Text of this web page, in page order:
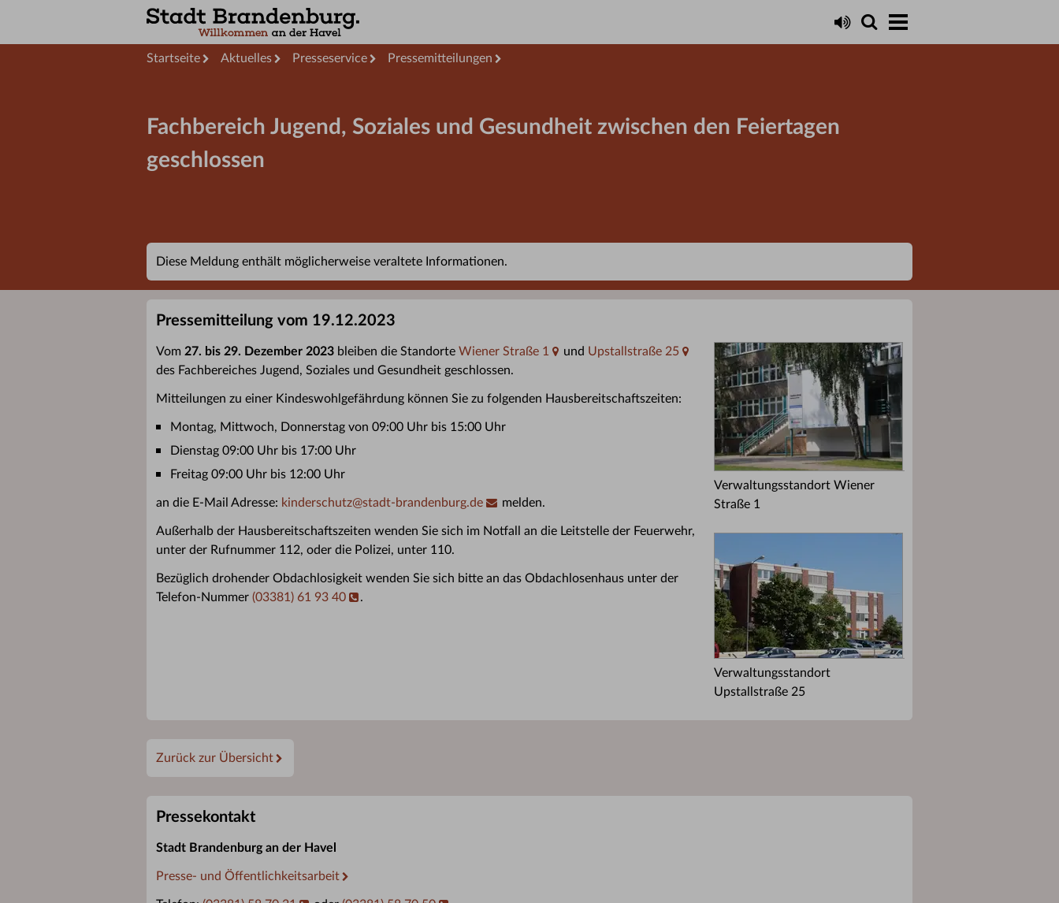
Startseite Aktuelles Presseservice Pressemitteilungen
Fachbereich Jugend, Soziales und Gesundheit zwischen den Feiertagen
geschlossen
Diese Meldung enthält möglicherweise veraltete Informationen.
Pressemitteilung vom 19.12.2023
Verwaltungsstandort Wiener
Straße 1
Verwaltungsstandort
Upstallstraße 25
Vom 27. bis 29. Dezember 2023 bleiben die Standorte Wiener Straße 1 und Upstallstraße 25
des Fachbereiches Jugend, Soziales und Gesundheit geschlossen.
Mitteilungen zu einer Kindeswohlgefährdung können Sie zu folgenden Hausbereitschaftszeiten:
Montag, Mittwoch, Donnerstag von 09:00 Uhr bis 15:00 Uhr
Dienstag 09:00 Uhr bis 17:00 Uhr
Freitag 09:00 Uhr bis 12:00 Uhr
an die E-Mail Adresse: kinderschutz@stadt-brandenburg.de melden.
Außerhalb der Hausbereitschaftszeiten wenden Sie sich im Notfall an die Leitstelle der Feuerwehr,
unter der Rufnummer 112, oder die Polizei, unter 110.
Bezüglich drohender Obdachlosigkeit wenden Sie sich bitte an das Obdachlosenhaus unter der
Telefon-Nummer (03381) 61 93 40 .
Zurück zur Übersicht
Pressekontakt
Stadt Brandenburg an der Havel
Presse- und Öffentlichkeitsarbeit